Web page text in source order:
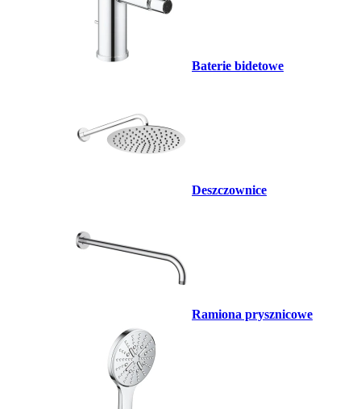
Baterie bidetowe
Deszczownice
Ramiona prysznicowe